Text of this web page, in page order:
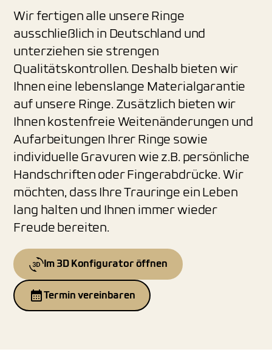
Wir fertigen alle unsere Ringe
ausschließlich in Deutschland und
unterziehen sie strengen
Qualitätskontrollen. Deshalb bieten wir
Ihnen eine lebenslange Materialgarantie
auf unsere Ringe. Zusätzlich bieten wir
Ihnen kostenfreie Weitenänderungen und
Aufarbeitungen Ihrer Ringe sowie
individuelle Gravuren wie z.B. persönliche
Handschriften oder Fingerabdrücke. Wir
möchten, dass Ihre Trauringe ein Leben
lang halten und Ihnen immer wieder
Freude bereiten.
Im 3D Konfigurator öffnen
Termin vereinbaren